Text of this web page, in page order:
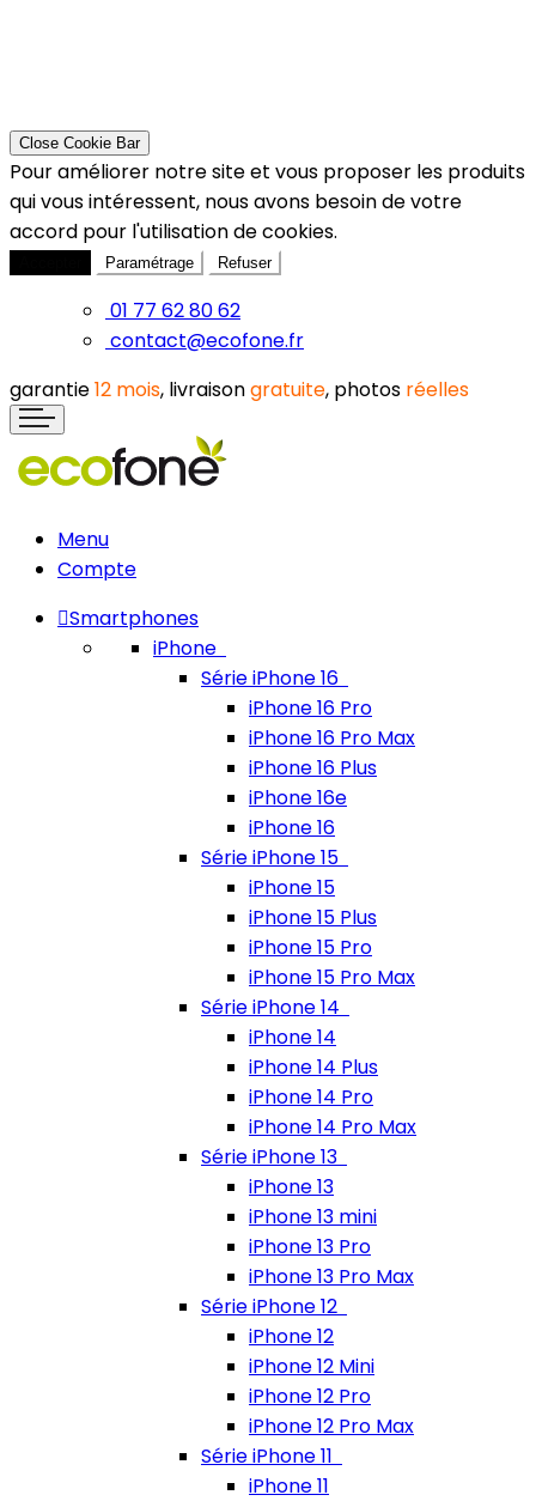
Close Cookie Bar
Pour améliorer notre site et vous proposer les produits
qui vous intéressent, nous avons besoin de votre
accord pour l'utilisation de cookies.
Paramétrage Refuser
01 77 62 80 62
contact@ecofone.fr
garantie12 mois, livraisongratuite, photos réelles
Menu
Compte
Smartphones
iPhone
Série iPhone 16
iPhone 16 Pro
iPhone 16 Pro Max
iPhone 16 Plus
iPhone 16e
iPhone 16
Série iPhone 15
iPhone 15
iPhone 15 Plus
iPhone 15 Pro
iPhone 15 Pro Max
Série iPhone 14
iPhone 14
iPhone 14 Plus
iPhone 14 Pro
iPhone 14 Pro Max
Série iPhone 13
iPhone 13
iPhone 13 mini
iPhone 13 Pro
iPhone 13 Pro Max
Série iPhone 12
iPhone 12
iPhone 12 Mini
iPhone 12 Pro
iPhone 12 Pro Max
Série iPhone 11
iPhone 11